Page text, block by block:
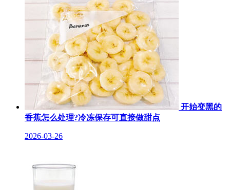
开始变黑的
香蕉怎么处理?冷冻保存可直接做甜点
2026-03-26